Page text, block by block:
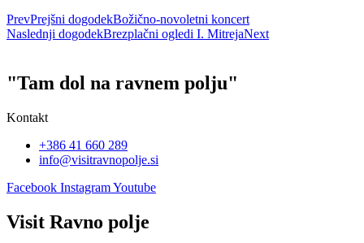
PrevPrejšni dogodekBožično-novoletni koncert
Naslednji dogodekBrezplačni ogledi I. MitrejaNext
"Tam dol na ravnem polju"
Kontakt
+386 41 660 289
info@visitravnopolje.si
Facebook InstagramYoutube
Visit Ravno polje